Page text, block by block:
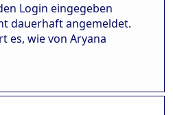
Login eingegeben
dauerhaft angemeldet.
es, wie von Aryana